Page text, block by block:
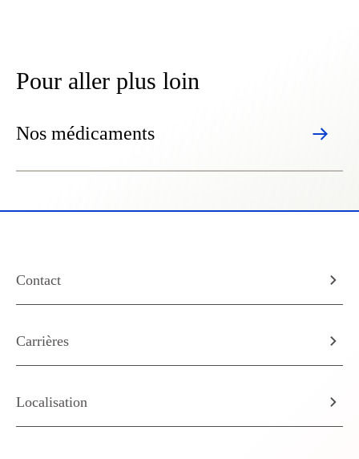
Pour aller plus loin
Nos médicaments
Contact
Carrières
Localisation